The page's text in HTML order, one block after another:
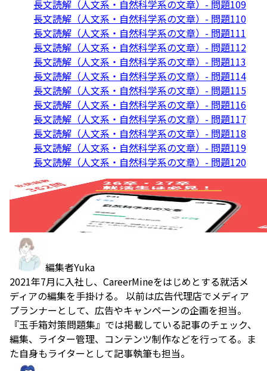
長文読解（人文系・自然科学系の文章）- 問題109
長文読解（人文系・自然科学系の文章）- 問題110
長文読解（人文系・自然科学系の文章）- 問題111
長文読解（人文系・自然科学系の文章）- 問題112
長文読解（人文系・自然科学系の文章）- 問題113
長文読解（人文系・自然科学系の文章）- 問題114
長文読解（人文系・自然科学系の文章）- 問題115
長文読解（人文系・自然科学系の文章）- 問題116
長文読解（人文系・自然科学系の文章）- 問題117
長文読解（人文系・自然科学系の文章）- 問題118
長文読解（人文系・自然科学系の文章）- 問題119
長文読解（人文系・自然科学系の文章）- 問題120
編集者Yuka
2021年7月に入社し、CareerMineをはじめとする就活メ
ディアの編集を手掛ける。 以前は広告代理店でメディア
プランナーとして、広告やキャンペーンの企画を担当。
『玉手箱対策問題集』では掲載している記事のチェック、
編集、ライター管理、コンテンツ制作などを行ってる。ま
た自身もライターとして記事執筆も担当。